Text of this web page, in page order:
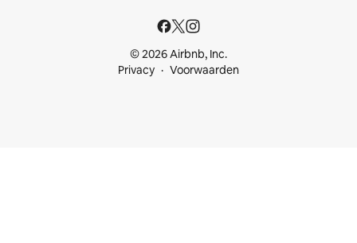
© 2026 Airbnb, Inc.
Privacy
Voorwaarden